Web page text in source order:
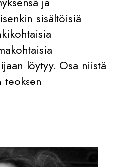
sisältöisiä
löytyy. Osa niistä
teoksen